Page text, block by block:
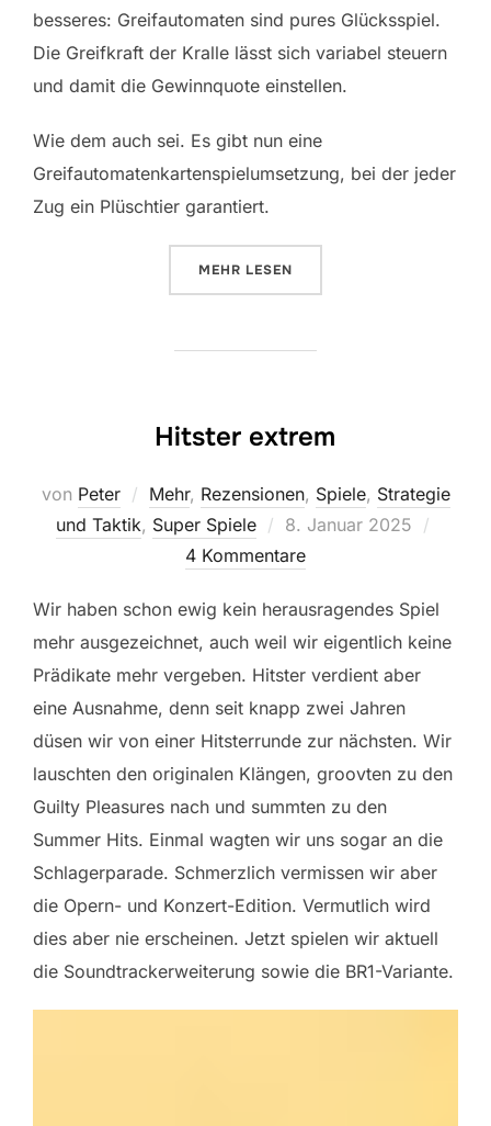
besseres: Greifautomaten sind pures Glücksspiel.
Die Greifkraft der Kralle lässt sich variabel steuern
und damit die Gewinnquote einstellen.
Wie dem auch sei. Es gibt nun eine
Greifautomatenkartenspielumsetzung, bei der jeder
Zug ein Plüschtier garantiert.
MEHR ÜBER „GRÚA DE PELUCHES“
LESEN
Hitster extrem
von Peter Mehr, Rezensionen, Spiele, Strategie
und Taktik, Super Spiele
Veröffentlicht
am
8. Januar 2025
4 Kommentare
Wir haben schon ewig kein herausragendes Spiel
mehr ausgezeichnet, auch weil wir eigentlich keine
Prädikate mehr vergeben. Hitster verdient aber
eine Ausnahme, denn seit knapp zwei Jahren
düsen wir von einer Hitsterrunde zur nächsten. Wir
lauschten den originalen Klängen, groovten zu den
Guilty Pleasures nach und summten zu den
Summer Hits. Einmal wagten wir uns sogar an die
Schlagerparade. Schmerzlich vermissen wir aber
die Opern- und Konzert-Edition. Vermutlich wird
dies aber nie erscheinen. Jetzt spielen wir aktuell
die Soundtrackerweiterung sowie die BR1-Variante.